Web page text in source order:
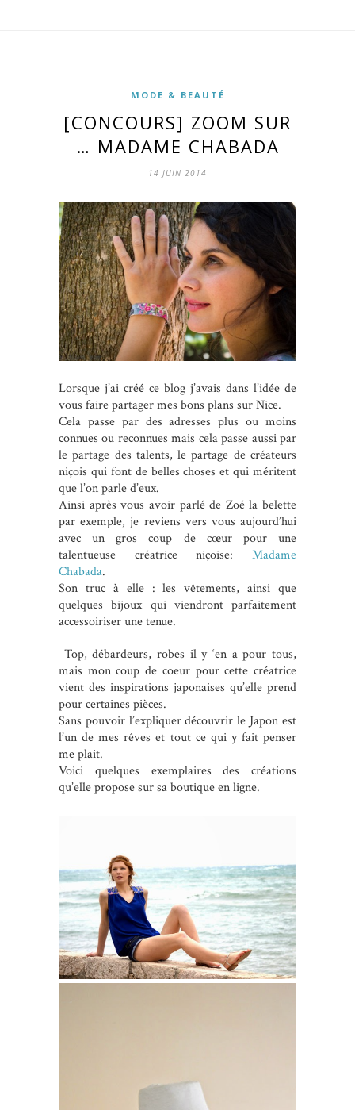
MODE & BEAUTÉ
[CONCOURS] ZOOM SUR
… MADAME CHABADA
14 JUIN 2014
Lorsque j’ai créé ce blog j’avais dans l’idée de
vous faire partager mes bons plans sur Nice.
Cela passe par des adresses plus ou moins
connues ou reconnues mais cela passe aussi par
le partage des talents, le partage de créateurs
niçois qui font de belles choses et qui méritent
que l’on parle d’eux.
Ainsi après vous avoir parlé de Zoé la belette
par exemple, je reviens vers vous aujourd’hui
avec un gros coup de cœur pour une
talentueuse créatrice niçoise: Madame
Chabada.
Son truc à elle : les vêtements, ainsi que
quelques bijoux qui viendront parfaitement
accessoiriser une tenue.
Top, débardeurs, robes il y ‘en a pour tous,
mais mon coup de coeur pour cette créatrice
vient des inspirations japonaises qu’elle prend
pour certaines pièces.
Sans pouvoir l’expliquer découvrir le Japon est
l’un de mes rêves et tout ce qui y fait penser
me plait.
Voici quelques exemplaires des créations
qu’elle propose sur sa boutique en ligne.